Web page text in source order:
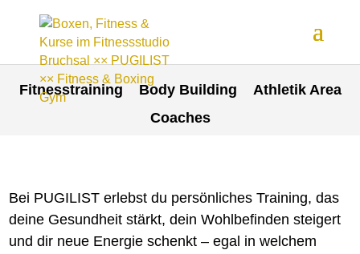
Fitnesstraining Body Building
Athletik Area
Coaches
Bei PUGILIST erlebst du persönliches Training, das
deine Gesundheit stärkt, dein Wohlbefinden steigert
und dir neue Energie schenkt – egal in welchem